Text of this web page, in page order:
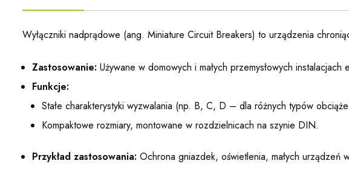
Wyłączniki nadprądowe (ang. Miniature Circuit Breakers) to urządzenia
Zastosowanie: Używane w domowych i małych przemysłowych
Funkcje:
Stałe charakterystyki wyzwalania (np. B, C, D – dla różnych typów
Kompaktowe rozmiary, montowane w rozdzielnicach na szynie DIN.
Przykład zastosowania: Ochrona gniazdek, oświetlenia, małych urządzeń